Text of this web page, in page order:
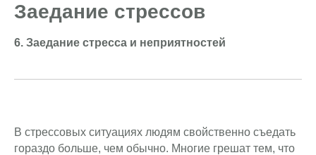
Заедание стрессов
6. Заедание стресса и неприятностей
В стрессовых ситуациях людям свойственно съедать
гораздо больше, чем обычно. Многие грешат тем, что